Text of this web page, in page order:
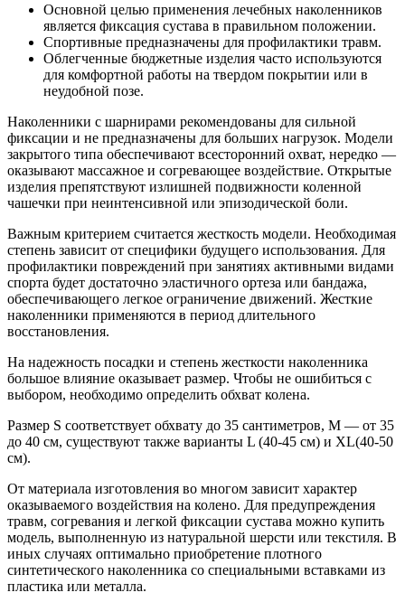
Основной целью применения лечебных наколенников
является фиксация сустава в правильном положении.
Спортивные предназначены для профилактики травм.
Облегченные бюджетные изделия часто используются
для комфортной работы на твердом покрытии или в
неудобной позе.
Наколенники с шарнирами рекомендованы для сильной
фиксации и не предназначены для больших нагрузок. Модели
закрытого типа обеспечивают всесторонний охват, нередко —
оказывают массажное и согревающее воздействие. Открытые
изделия препятствуют излишней подвижности коленной
чашечки при неинтенсивной или эпизодической боли.
Важным критерием считается жесткость модели. Необходимая
степень зависит от специфики будущего использования. Для
профилактики повреждений при занятиях активными видами
спорта будет достаточно эластичного ортеза или бандажа,
обеспечивающего легкое ограничение движений. Жесткие
наколенники применяются в период длительного
восстановления.
На надежность посадки и степень жесткости наколенника
большое влияние оказывает размер. Чтобы не ошибиться с
выбором, необходимо определить обхват колена.
Размер S соответствует обхвату до 35 сантиметров, M — от 35
до 40 см, существуют также варианты L (40-45 см) и XL(40-50
см).
От материала изготовления во многом зависит характер
оказываемого воздействия на колено. Для предупреждения
травм, согревания и легкой фиксации сустава можно купить
модель, выполненную из натуральной шерсти или текстиля. В
иных случаях оптимально приобретение плотного
синтетического наколенника со специальными вставками из
пластика или металла.